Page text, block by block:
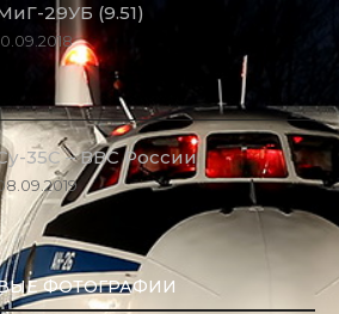
29УБ (9.51)
35С – ВВС России
ФОТОГРАФИИ